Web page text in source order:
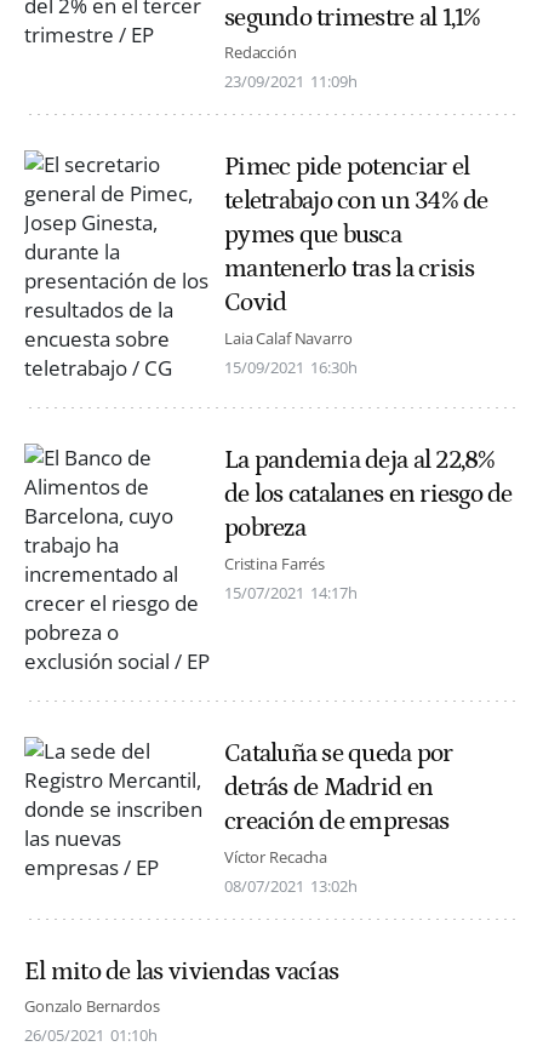
segundo trimestre al 1,1%
Redacción
23/09/2021 11:09h
Pimec pide potenciar el
teletrabajo con un 34% de
pymes que busca
mantenerlo tras la crisis
Covid
Laia Calaf Navarro
15/09/2021 16:30h
La pandemia deja al 22,8%
de los catalanes en riesgo de
pobreza
Cristina Farrés
15/07/2021 14:17h
Cataluña se queda por
detrás de Madrid en
creación de empresas
Víctor Recacha
08/07/2021 13:02h
El mito de las viviendas vacías
Gonzalo Bernardos
26/05/2021 01:10h